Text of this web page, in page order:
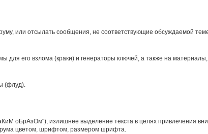
или отсылать сообщения, не соответствующие обсуждаемой
для его взлома (краки) и генераторы ключей, а также на материалы,
(флуд).
оБрАзОм"), излишнее выделение текста в целях привлечения
цветом, шрифтом, размером шрифта.